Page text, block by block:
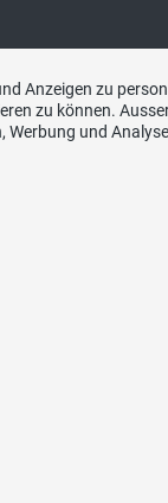
Kontakt
Anzeigen zu
zu können.
Werbung und